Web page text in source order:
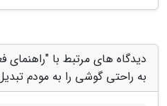
دیدگاه های مرتبط با
به راحتی گوشی را به مودم